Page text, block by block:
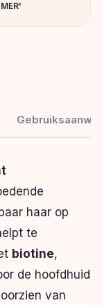
haar op
te
biotine,
de hoofdhuid
van